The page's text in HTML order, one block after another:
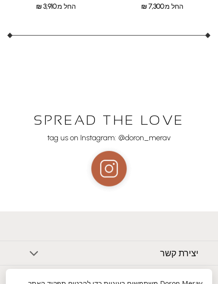
החל מ:
₪7,300 החל מ: ₪3,910
SPREAD THE LOVE
tag us on Instagram: @doron_merav
יצירת קשר